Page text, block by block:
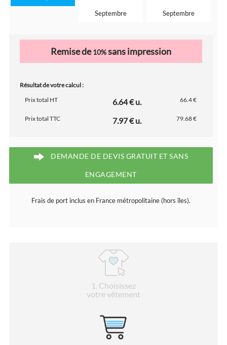
Septembre
Septembre
Remise de10%sans impression
Résultat de votre calcul :
Prix total HT
6.64 € u. 66.4 €
Prix total TTC 7.97 € u. 79.68 €
DEMANDE DE DEVIS GRATUIT ET SANS
ENGAGEMENT
Frais de port inclus en France métropolitaine (hors îles).
1 . Choisissez
votre vêtement